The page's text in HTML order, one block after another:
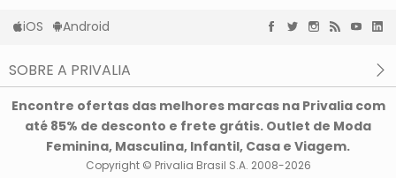
iOS Android
SOBRE A PRIVALIA
Privacidade e Cookies
Condições de uso
Encontre ofertas das melhores marcas na Privalia com
até 85% de desconto e frete grátis. Outlet de Moda
Feminina, Masculina, Infantil, Casa e Viagem.
Copyright © Privalia Brasil S.A. 2008-2026